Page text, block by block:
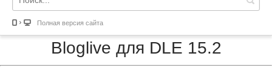
Полная версия сайта
Bloglive для DLE 15.2